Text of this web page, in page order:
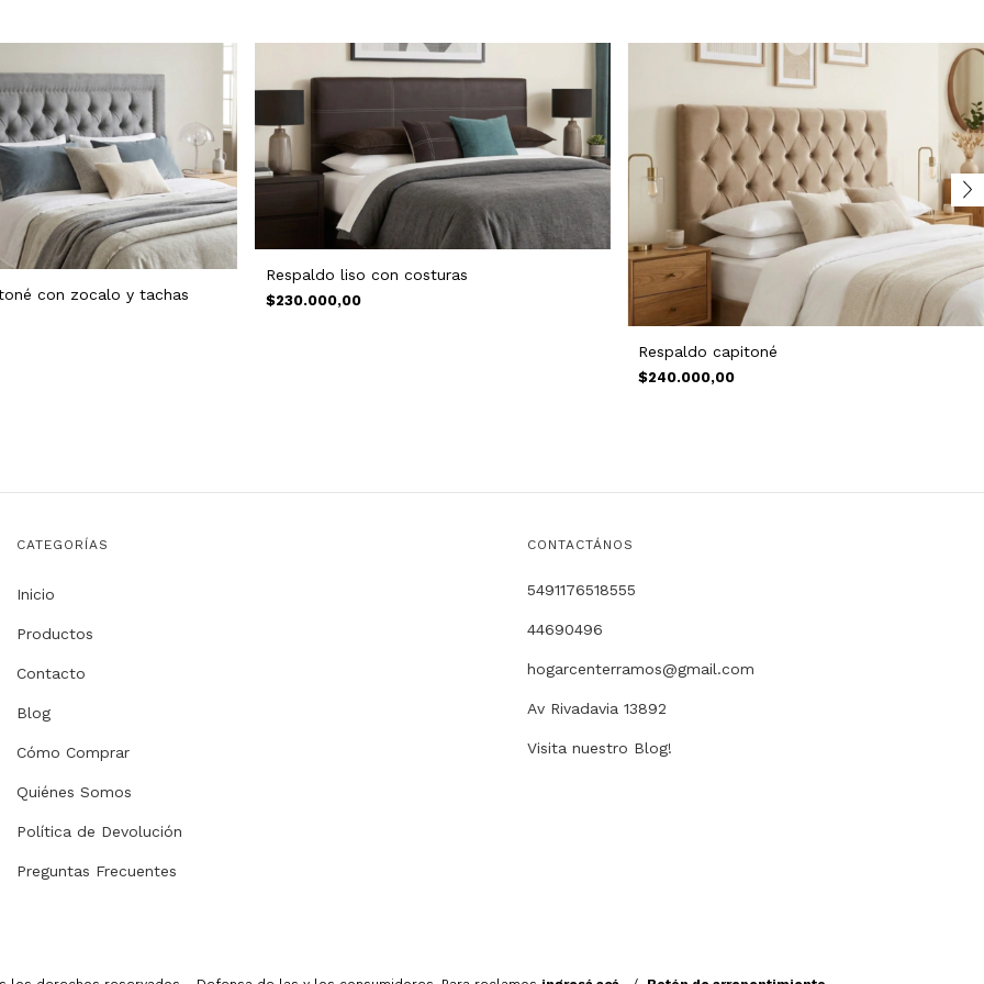
con zocalo y tachas
Respaldo liso con costuras
$230.000,00
Respaldo capitoné
$240.000,00
CATEGORÍAS
Inicio
Productos
Contacto
Blog
Cómo Comprar
Quiénes Somos
Política de Devolución
Preguntas Frecuentes
CONTACTÁNOS
5491176518555
44690496
hogarcenterramos@gmail.com
Av Rivadavia 13892
Visita nuestro Blog!